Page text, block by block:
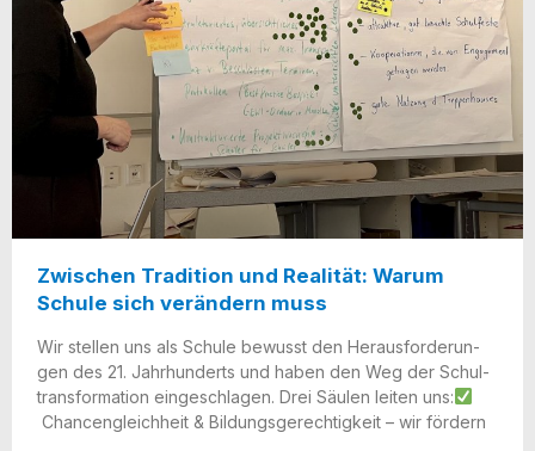
Zwischen Tradition und Realität: Warum
Schule sich verändern muss
Wir stel­len uns als Schu­le bewusst den Her­aus­for­de­run­
gen des 21. Jahr­hun­derts und haben den Weg der Schul­
trans­for­ma­ti­on ein­ge­schla­gen. Drei Säu­len lei­ten uns:
Chan­cen­gleich­heit & Bil­dungs­ge­rech­tig­keit – wir fördern